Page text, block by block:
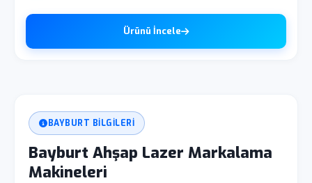
Ürünü İncele
BAYBURT BILGILERI
Bayburt Ahşap Lazer Markalama
Makineleri